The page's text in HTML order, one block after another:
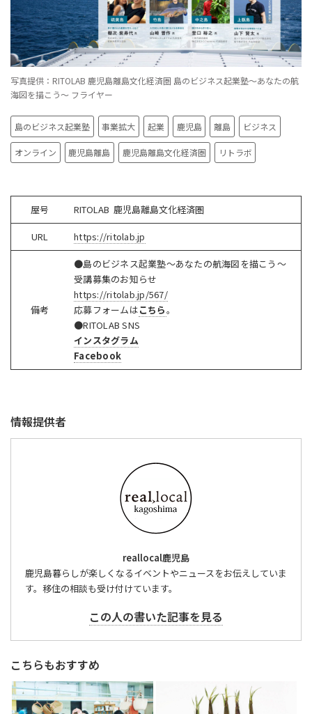
写真提供：RITOLAB 鹿児島離島文化経済圏 島のビジネス起業塾〜あなたの航
海図を描こう〜 フライヤー
島のビジネス起業塾 事業拡大 起業 鹿児島 離島 ビジネス
オンライン 鹿児島離島 鹿児島離島文化経済圏 リトラボ
屋号 RITOLAB 鹿児島離島文化経済圏
URL https://ritolab.jp
備考
●島のビジネス起業塾〜あなたの航海図を描こう〜
受講募集のお知らせ
https://ritolab.jp/567/
応募フォームはこちら。
●RITOLAB SNS
インスタグラム
Facebook
情報提供者
reallocal鹿児島
鹿児島暮らしが楽しくなるイベントやニュースをお伝えしていま
す。移住の相談も受け付けています。
この人の書いた記事を見る
こちらもおすすめ